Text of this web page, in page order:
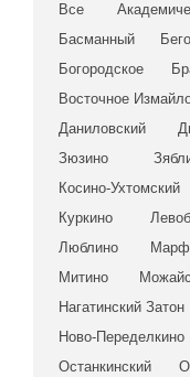
Все
Басманный
Богородское
Восточное
Даниловский
Зюзино
Косино-Ухтомский
Куркино
Люблино
Митино
Нагатинский Затон
Ново-Переделкино
Останкинский